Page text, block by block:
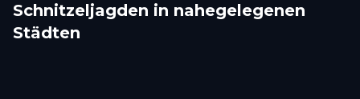
Schnitzeljagden in nahegelegenen
Städten